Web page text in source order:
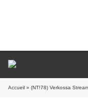
Accueil » (NT!78) Verkossa